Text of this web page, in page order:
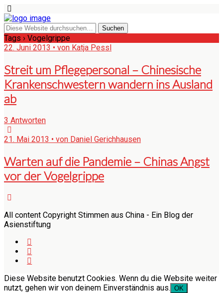
Tags › Vogelgrippe
22. Juni 2013 • von Katja Pessl
Streit um Pflegepersonal – Chinesische
Krankenschwestern wandern ins Ausland
ab
3 Antworten
21. Mai 2013 • von Daniel Gerichhausen
Warten auf die Pandemie – Chinas Angst
vor der Vogelgrippe
All content Copyright Stimmen aus China - Ein Blog der
Asienstiftung
Diese Website benutzt Cookies. Wenn du die Website weiter
nutzt, gehen wir von deinem Einverständnis aus. OK